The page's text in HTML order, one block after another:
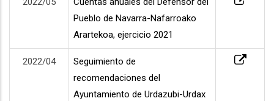
Pueblo de Navarra-Nafarroako
Arartekoa, ejercicio 2021
2022/04
Seguimiento de
recomendaciones del
Ayuntamiento de Urdazubi-Urdax